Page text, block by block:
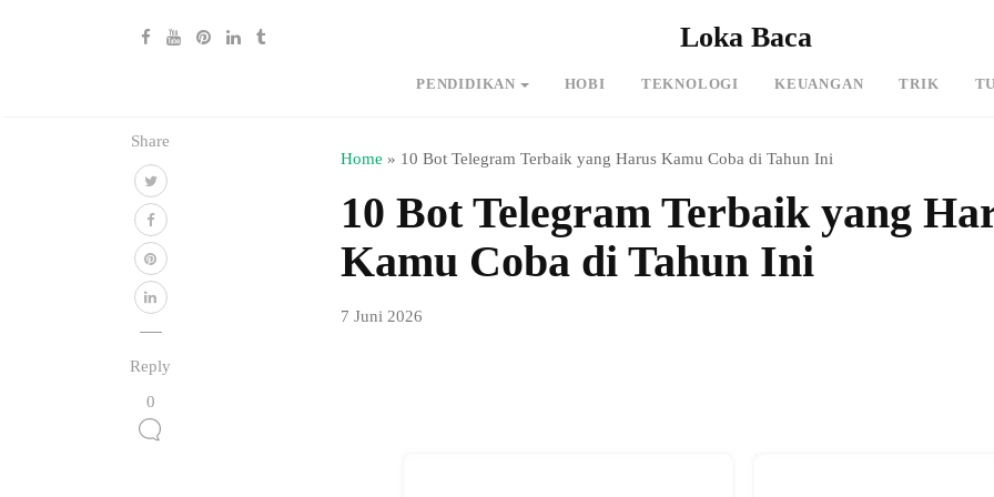
Loka Baca
PENDIDIKAN HOBI TEKNOLOGI KEUANGAN TRIK
Share
Reply
0
Home » 10 Bot Telegram Terbaik yang Harus Kamu Coba di Tahun Ini
10 Bot Telegram Terbaik yang
Kamu Coba di Tahun Ini
7 Juni 2026